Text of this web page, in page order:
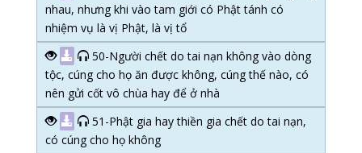
nhau, nhưng khi vào tam giới có Phật tánh có
nhiệm vụ là vị Phật, là vị tổ
50-Người chết do tai nạn không vào dòng
tộc, cúng cho họ ăn được không, cúng thế nào, có
nên gửi cốt vô chùa hay để ở nhà
51-Phật gia hay thiền gia chết do tai nạn,
có cúng cho họ không